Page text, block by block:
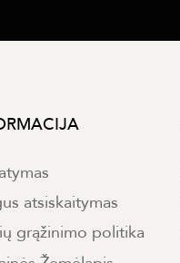
atsiskaitymas
grąžinimo politika